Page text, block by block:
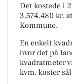
Det kostede i
3.574.480 kr.
Kommune.
En enkelt
hvor det på
kvadratmeter
kvm. koster